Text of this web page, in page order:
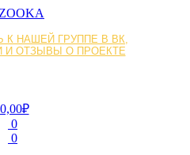
К НАШЕЙ ГРУППЕ В ВК,
И ОТЗЫВЫ О ПРОЕКТЕ
0,00₽
0
0